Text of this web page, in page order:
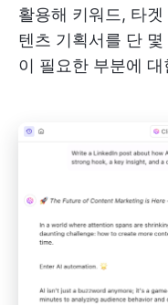
활용해 키워드, 타
텐츠 기획서를 단
이 필요한 부분에